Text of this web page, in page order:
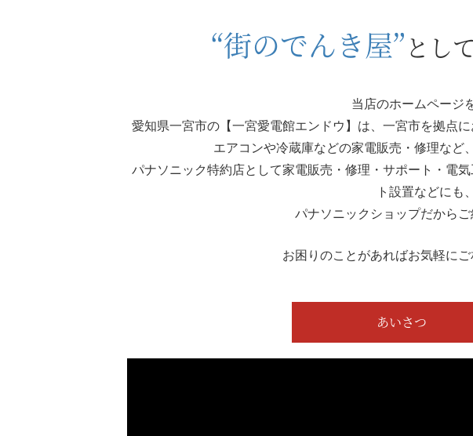
“街のでんき屋”とし
当店のホームページ
愛知県一宮市の【一宮愛電館エンドウ】は、一宮市を拠点
エアコンや冷蔵庫などの家電販売・修理など
パナソニック特約店として家電販売・修理・サポート・電
ト設置などにも
パナソニックショップだから
お困りのことがあればお気軽に
あいさつ